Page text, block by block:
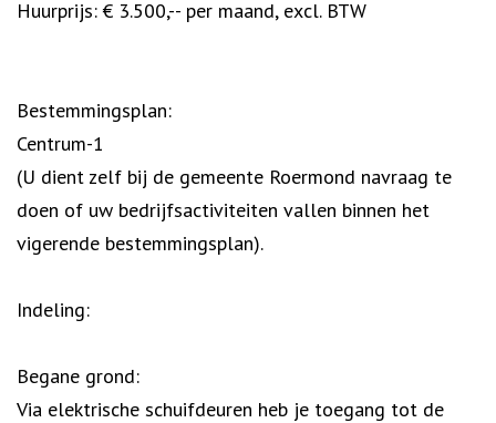
Huurprijs: € 3.500,-- per maand, excl. BTW
Bestemmingsplan:
Centrum-1
(U dient zelf bij de gemeente Roermond navraag te
doen of uw bedrijfsactiviteiten vallen binnen het
vigerende bestemmingsplan).
Indeling:
Begane grond:
Via elektrische schuifdeuren heb je toegang tot de